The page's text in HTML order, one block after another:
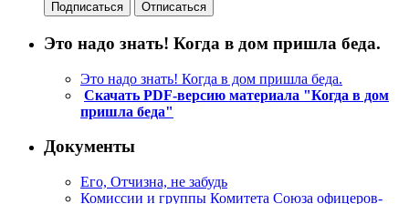
Это надо знать! Когда в дом пришла беда.
Это надо знать! Когда в дом пришла беда.
Скачать PDF-версию материала "Когда в дом
пришла беда"
Документы
Его, Отчизна, не забудь
Комиссии и группы Комитета Союза офицеров-